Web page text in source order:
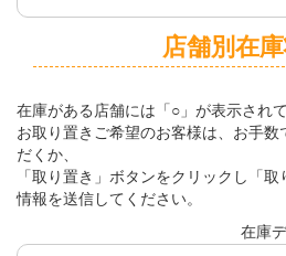
店舗別在
在庫がある店舗には「○」が表示されて
お取り置きご希望のお客様は、お手数
だくか、
「取り置き」ボタンをクリックし「
情報を送信してください。
在庫